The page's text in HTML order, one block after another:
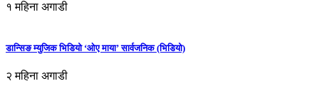
१ महिना अगाडी
डान्सिङ म्युजिक भिडियो ‘ओए माया’ सार्वजनिक (भिडियो)
२ महिना अगाडी